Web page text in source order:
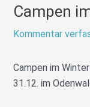
Campen
Kommentar
Campen im
31.12. im